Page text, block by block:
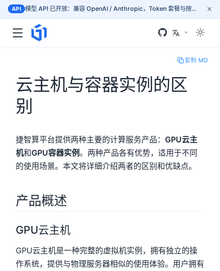
云主机与容器实例的区
别
捷智算平台提供两种主要的计算服务产品： GPU云主
机和GPU容器实例。两种产品各有优势，适用于不同
的使用场景。本文将详细介绍两者的区别和优缺点。
产品概述
GPU云主机
GPU云主机是一种完整的虚拟机实例，拥有独立的操
作系统，提供与物理服务器相似的使用体验。用户拥有
API 模型 API 已开放：兼容 OpenAI / Anthropic，Token 套餐与按量计费，按文档接入 mass.gogpu.cn ×
复制 MD